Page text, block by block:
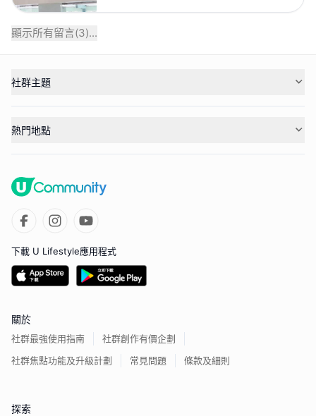
顯示所有留言(3)...
社群主題
熱門地點
下載 U Lifestyle應用程式
關於
社群最強使用指南
社群創作有價企劃
社群焦點功能及升級計劃
常見問題 條款及細則
探索